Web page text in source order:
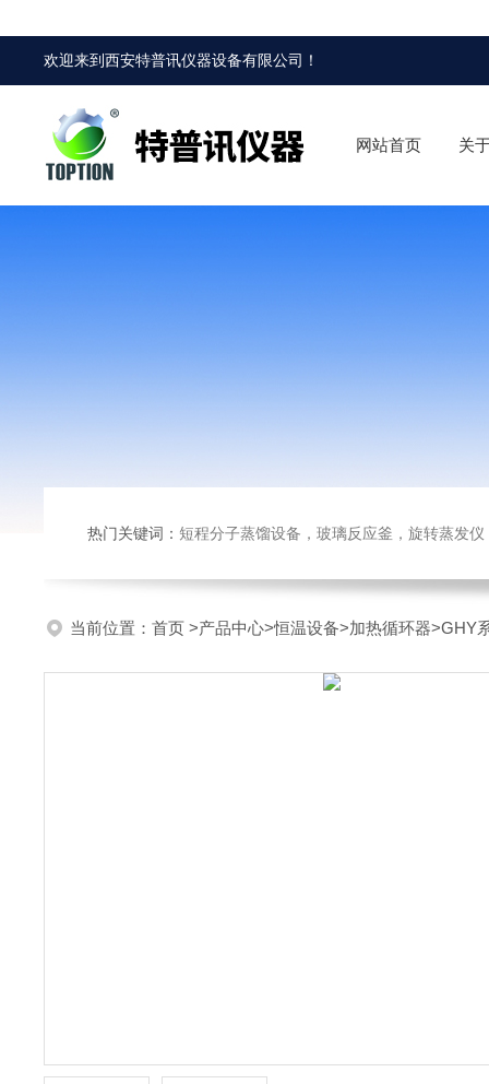
欢迎来到西安特普讯仪器设备有限公司 ！
网站首页 关
热门关键词： 短程分子蒸馏设备，玻璃反应釜，旋转蒸发
当前位置： 首页 >产品中心>恒温设备>加热循环器>GHY